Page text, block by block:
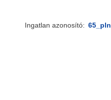
Ingatlan azonosító: 65_pln